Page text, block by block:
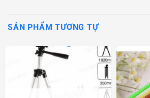
SẢN PHẨM TƯƠNG TỰ